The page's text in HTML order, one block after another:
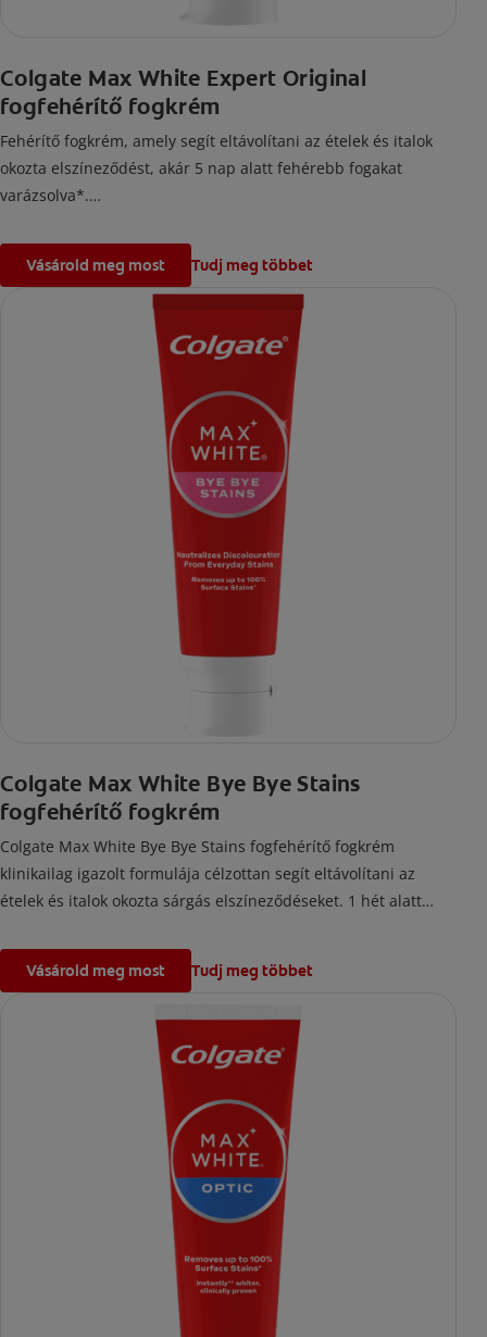
Colgate Max White Expert Original
fogfehérítő fogkrém
Fehérítő fogkrém, amely segít eltávolítani az ételek és italok
okozta elszíneződést, akár 5 nap alatt fehérebb fogakat
varázsolva*.
Vásárold meg most Tudj meg többet
Colgate Max White Bye Bye Stains
fogfehérítő fogkrém
Colgate Max White Bye Bye Stains fogfehérítő fogkrém
klinikailag igazolt formulája célzottan segít eltávolítani az
ételek és italok okozta sárgás elszíneződéseket. 1 hét alatt
Vásárold meg most Tudj meg többet